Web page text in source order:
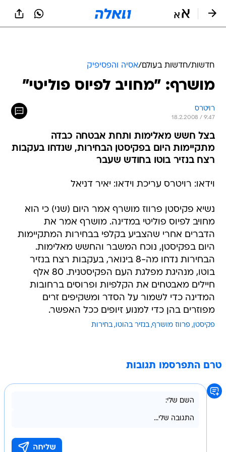
חדשות/חדשות בעולם/אסיה והפסיפיק
מושרף: "מחויב לפיוס פוליטי"
רויטרס
18.2.2008 / 9:47
בצל חשש מאלימות ותחת אבטחה כבדה
מתקיימות היום בפקיסטן הבחירות, שנדחו בעקבות
רצח בנזיר בוטו בחודש שעבר
וידאו: רויטרס עריכת וידאו: יאיר דניאל
נשיא פקיסטן פרווז מושרף אמר היום (שני) כי הוא
מחויב לפיוס פוליטי במדינה. מושרף אמר את
הדברים אחרי שהצביע בקלפי בבחירות המתקיימות
היום בפקיסטן, נוכח המשבר והחשש מאלימות.
הבחירות נדחו מה-8 בינואר, בעקבות רצח בנזיר
בוטו, מנהיגת מפלגת העם הפקיסטנית. 80 אלף
חיילים מאבטחים את הקלפיות ופרוסים ברחובות
המדינה כדי לשמור על הסדר ומשקיפים זרים
מפוזרים בהן כדי למנוע זיופים ככל האפשר.
פקיסטן פרווז מושרף בנזיר בהוטו בחירות
טרם התפרסמו תגובות